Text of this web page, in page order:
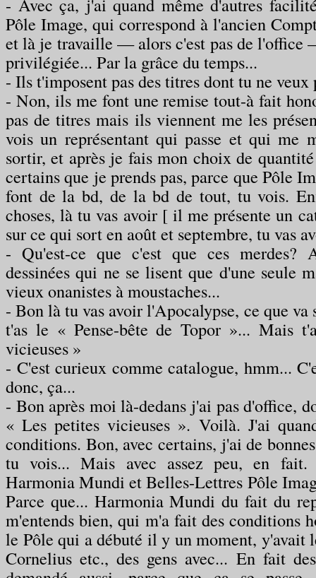
Pôle Image, qui correspond à l'ancien
et là je travaille — alors c'est pas de l'office
privilégiée... Par la grâce du temps...
- Ils t'imposent pas des titres dont tu ne veux
- Non, ils me font une remise tout-à fait
pas de titres mais ils viennent me les
vois un représentant qui passe et qui me
sortir, et après je fais mon choix de
certains que je prends pas, parce que Pôle
font de la bd, de la bd de tout, tu vois.
choses, là tu vas avoir [ il me présente un
sur ce qui sort en août et septembre, tu vas
- Qu'est-ce que c'est que ces merdes?
dessinées qui ne se lisent que d'une seule
vieux onanistes à moustaches...
- Bon là tu vas avoir l'Apocalypse, ce que
t'as le « Pense-bête de Topor »... Mais
vicieuses »
- C'est curieux comme catalogue, hmm...
donc, ça...
- Bon après moi là-dedans j'ai pas d'office,
« Les petites vicieuses ». Voilà. J'ai
conditions. Bon, avec certains, j'ai de
tu vois... Mais avec assez peu, en fait.
Harmonia Mundi et Belles-Lettres Pôle
Parce que... Harmonia Mundi du fait du
m'entends bien, qui m'a fait des conditions
le Pôle qui a débuté il y un moment, y'avait
Cornelius etc., des gens avec... En fait